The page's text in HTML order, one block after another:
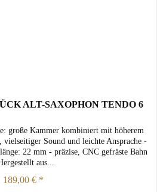
ALT-SAXOPHON TENDO 6
große Kammer kombiniert mit höherem
Sound und leichte Ansprache -
22 mm - präzise, CNC gefräste Bahn
aus...
189,00 € *